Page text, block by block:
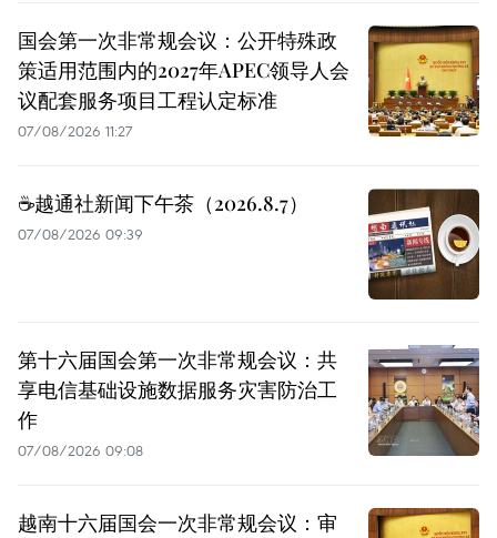
国会第一次非常规会议：公开特殊政
策适用范围内的2027年APEC领导人会
议配套服务项目工程认定标准
07/08/2026 11:27
☕️越通社新闻下午茶（2026.8.7）
07/08/2026 09:39
第十六届国会第一次非常规会议：共
享电信基础设施数据服务灾害防治工
作
07/08/2026 09:08
越南十六届国会一次非常规会议：审